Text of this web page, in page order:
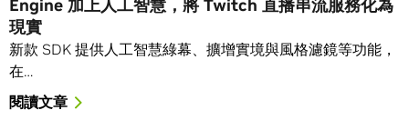
Engine 加上人工智慧，將 Twitch 直播串流服務化為
現實
新款 SDK 提供人工智慧綠幕、擴增實境與風格濾鏡等功能，
在…
閱讀文章